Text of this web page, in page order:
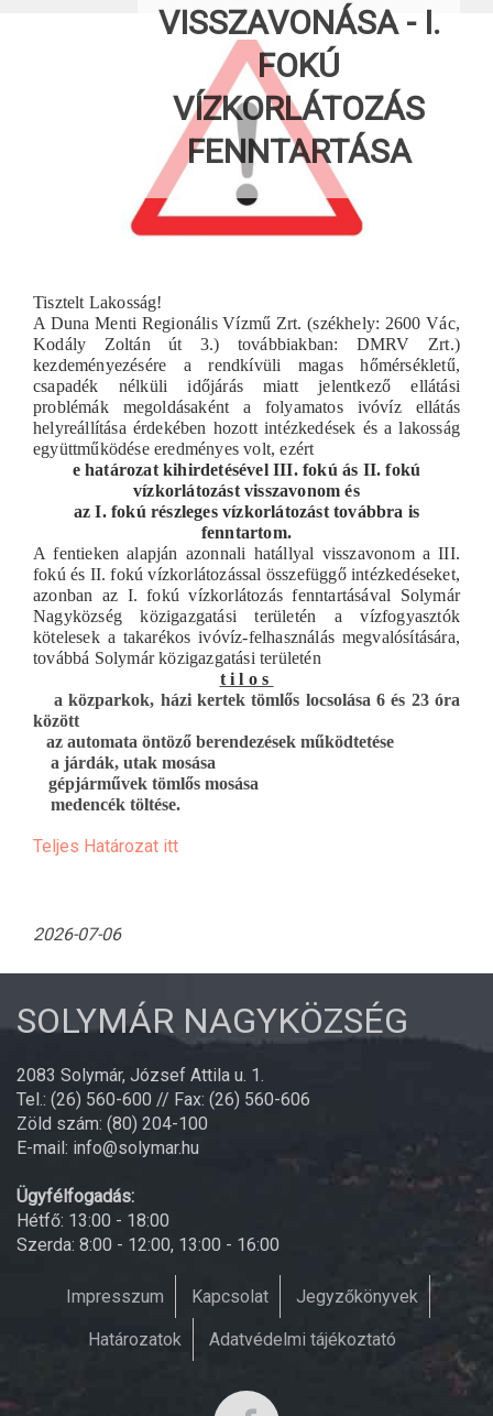
VISSZAVONÁSA - I.
FOKÚ
VÍZKORLÁTOZÁS
FENNTARTÁSA
Tisztelt Lakosság!
A Duna Menti Regionális Vízmű Zrt. (székhely: 2600 Vác,
Kodály Zoltán út 3.) továbbiakban: DMRV Zrt.)
kezdeményezésére a rendkívüli magas hőmérsékletű,
csapadék nélküli időjárás miatt jelentkező ellátási
problémák megoldásaként a folyamatos ivóvíz ellátás
helyreállítása érdekében hozott intézkedések és a lakosság
együttműködése eredményes volt, ezért
e határozat kihirdetésével III. fokú ás II. fokú
vízkorlátozást visszavonom és
az I. fokú részleges vízkorlátozást továbbra is
fenntartom.
A fentieken alapján azonnali hatállyal visszavonom a III.
fokú és II. fokú vízkorlátozással összefüggő intézkedéseket,
azonban az I. fokú vízkorlátozás fenntartásával Solymár
Nagyközség közigazgatási területén a vízfogyasztók
kötelesek a takarékos ivóvíz-felhasználás megvalósítására,
továbbá Solymár közigazgatási területén
t i l o s
a közparkok, házi kertek tömlős locsolása 6 és 23 óra
között
az automata öntöző berendezések működtetése
a járdák, utak mosása
gépjárművek tömlős mosása
medencék töltése.
Teljes Határozat itt
2026-07-06
SOLYMÁR NAGYKÖZSÉG
2083 Solymár, József Attila u. 1.
Tel.: (26) 560-600 // Fax: (26) 560-606
Zöld szám: (80) 204-100
E-mail: info@solymar.hu
Ügyfélfogadás:
Hétfő: 13:00 - 18:00
Szerda: 8:00 - 12:00, 13:00 - 16:00
Impresszum Kapcsolat Jegyzőkönyvek
Határozatok Adatvédelmi tájékoztató